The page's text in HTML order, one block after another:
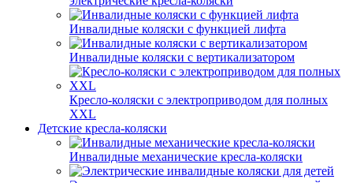
Инвалидные коляски с функцией лифта
Инвалидные коляски с вертикализатором
Кресло-коляски с электроприводом для полных
XXL
Детские кресла-коляски
Инвалидные механические кресла-коляски